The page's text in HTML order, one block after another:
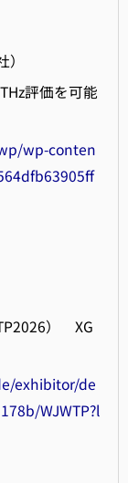
評価を可能
wp-conten
） XG
exhibitor/de
WJWTP?l